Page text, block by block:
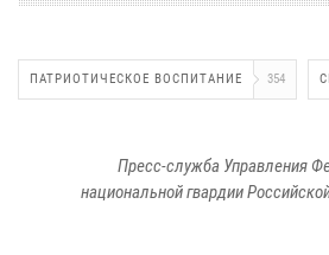
ПАТРИОТИЧЕСКОЕ ВОСПИТАНИЕ 354
Пресс-служба Управления
национальной гвардии